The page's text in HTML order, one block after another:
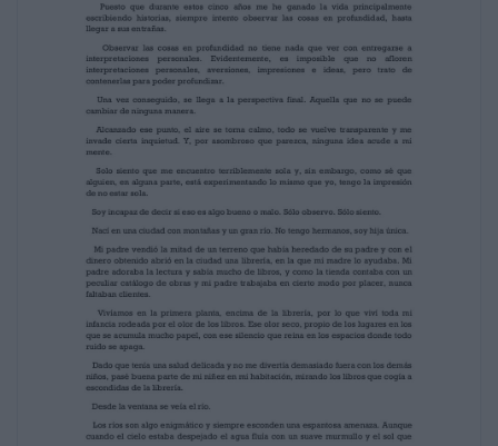
Una vez conseguido, se llega a la perspectiva
final. Aquella que no se puede
cambiar de ninguna manera.
Alcanzado ese punto, el aire se torna calmo,
todo se vuelve transparente y me
invade cierta inquietud. Y, por asombroso que
parezca, ninguna idea acude a mi
mente.
Solo siento que me encuentro terriblemente
sola y, sin embargo, como sé que
alguien, en alguna parte, está experimentando
lo mismo que yo, tengo la impresión
de no estar sola.
Soy incapaz de decir si eso es algo bueno o
malo. Sólo observo. Sólo siento.
Nací en una ciudad con montañas y un gran
río. No tengo hermanos, soy hija única.
Mi padre vendió la mitad de un terreno que
había heredado de su padre y con el
dinero obtenido abrió en la ciudad una librería,